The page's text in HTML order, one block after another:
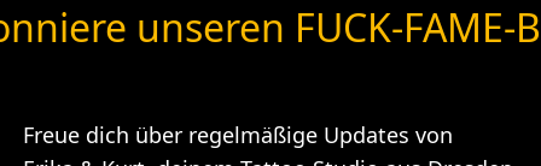
unseren FUCK-FAME-
Freue dich über regelmäßige Updates von